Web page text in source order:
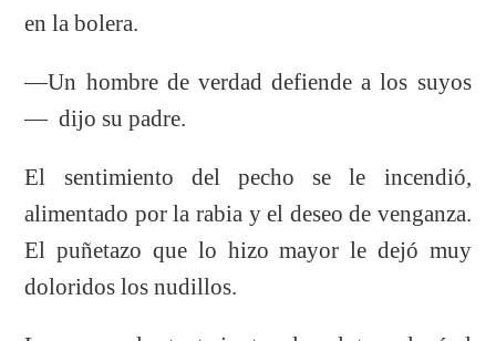
en la bolera.
—Un hombre de verdad defiende a los suyos
— dijo su padre.
El sentimiento del pecho se le incendió,
alimentado por la rabia y el deseo de venganza.
El puñetazo que lo hizo mayor le dejó muy
doloridos los nudillos.